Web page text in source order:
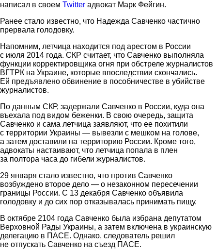
написал в своем Twitter адвокат Марк Фейгин.
Ранее стало известно, что Надежда Савченко частично
прервала голодовку.
Напомним, летчица находится под арестом в России
с июля 2014 года. СКР считает, что Савченко выполняла
функции корректировщика огня при обстреле журналистов
ВГТРК на Украине, которые впоследствии скончались.
Ей предъявлено обвинение в пособничестве в убийстве
журналистов.
По данным СКР, задержали Савченко в России, куда она
въехала под видом беженки. В свою очередь, защита
Савченко и сама летчица заявляют, что ее похитили
с территории Украины — вывезли с мешком на голове,
а затем доставили на территорию России. Кроме того,
адвокаты настаивают, что летчица попала в плен
за полтора часа до гибели журналистов.
29 января стало известно, что против Савченко
возбуждено второе дело — о незаконном пересечении
границы России. С 13 декабря Савченко объявила
голодовку и до сих пор отказывалась принимать пищу.
В октябре 2104 года Савченко была избрана депутатом
Верховной Рады Украины, а затем включена в украинскую
делегацию в ПАСЕ. Однако, следователь решил
не отпускать Савченко на съезд ПАСЕ.